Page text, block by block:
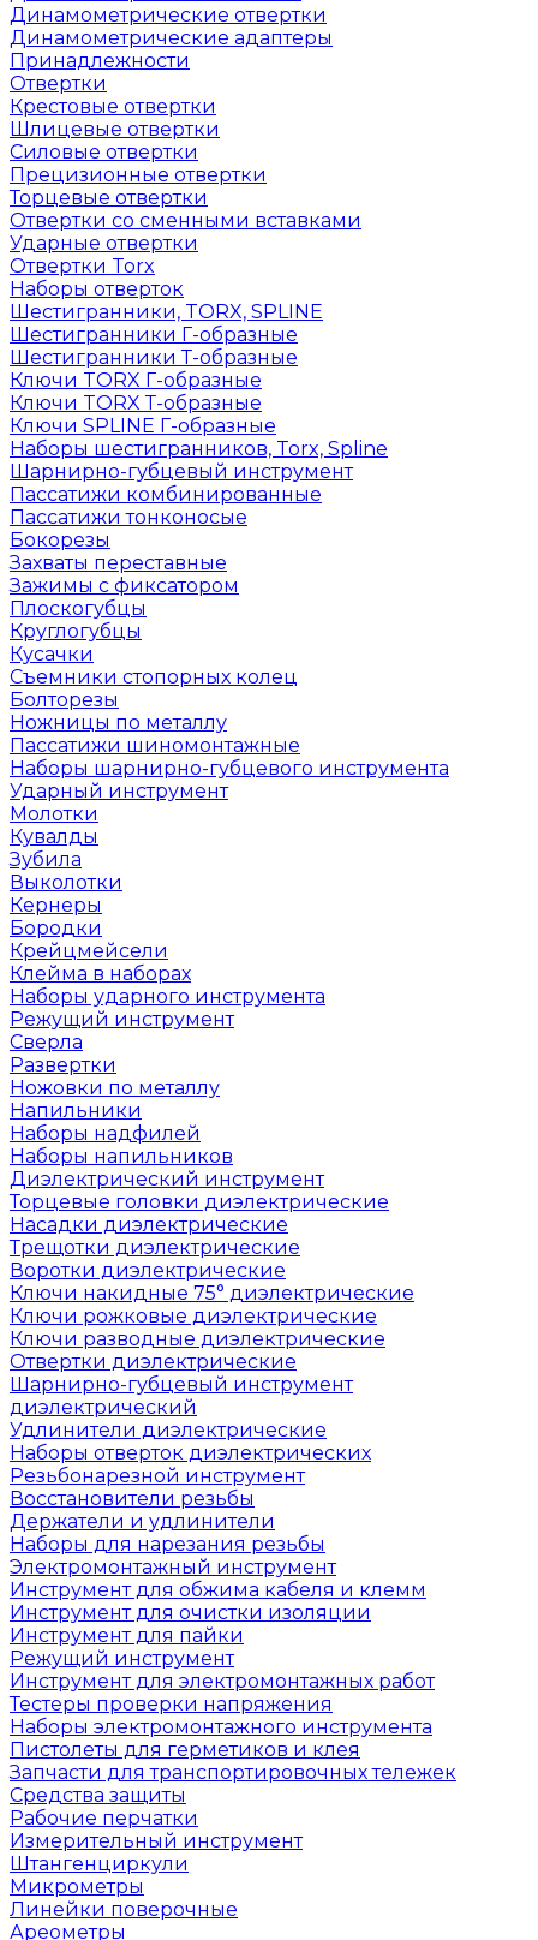
Динамометрические отвертки
Динамометрические адаптеры
Принадлежности
Отвертки
Крестовые отвертки
Шлицевые отвертки
Силовые отвертки
Прецизионные отвертки
Торцевые отвертки
Отвертки со сменными вставками
Ударные отвертки
Отвертки Torx
Наборы отверток
Шестигранники, TORX, SPLINE
Шестигранники Г-образные
Шестигранники Т-образные
Ключи TORX Г-образные
Ключи TORX Т-образные
Ключи SPLINE Г-образные
Наборы шестигранников, Torx, Spline
Шарнирно-губцевый инструмент
Пассатижи комбинированные
Пассатижи тонконосые
Бокорезы
Захваты переставные
Зажимы с фиксатором
Плоскогубцы
Круглогубцы
Кусачки
Съемники стопорных колец
Болторезы
Ножницы по металлу
Пассатижи шиномонтажные
Наборы шарнирно-губцевого инструмента
Ударный инструмент
Молотки
Кувалды
Зубила
Выколотки
Кернеры
Бородки
Крейцмейсели
Клейма в наборах
Наборы ударного инструмента
Режущий инструмент
Сверла
Развертки
Ножовки по металлу
Напильники
Наборы надфилей
Наборы напильников
Диэлектрический инструмент
Торцевые головки диэлектрические
Насадки диэлектрические
Трещотки диэлектрические
Воротки диэлектрические
Ключи накидные 75° диэлектрические
Ключи рожковые диэлектрические
Ключи разводные диэлектрические
Отвертки диэлектрические
Шарнирно-губцевый инструмент
диэлектрический
Удлинители диэлектрические
Наборы отверток диэлектрических
Резьбонарезной инструмент
Восстановители резьбы
Держатели и удлинители
Наборы для нарезания резьбы
Электромонтажный инструмент
Инструмент для обжима кабеля и клемм
Инструмент для очистки изоляции
Инструмент для пайки
Режущий инструмент
Инструмент для электромонтажных работ
Тестеры проверки напряжения
Наборы электромонтажного инструмента
Пистолеты для герметиков и клея
Запчасти для транспортировочных тележек
Средства защиты
Рабочие перчатки
Измерительный инструмент
Штангенциркули
Микрометры
Линейки поверочные
Ареометры